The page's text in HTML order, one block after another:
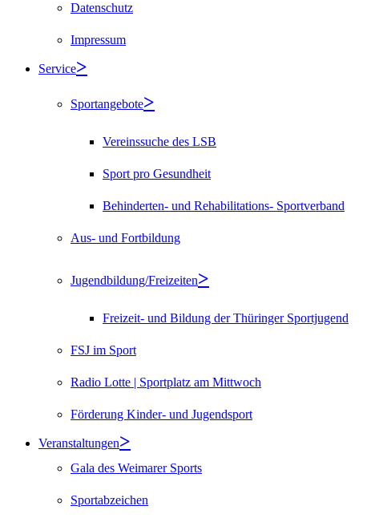
Datenschutz
Impressum
Service
Sportangebote
Vereinssuche des LSB
Sport pro Gesundheit
Behinderten- und Rehabilitations- Sportverband
Aus- und Fortbildung
Jugendbildung/Freizeiten
Freizeit- und Bildung der Thüringer Sportjugend
FSJ im Sport
Radio Lotte | Sportplatz am Mittwoch
Förderung Kinder- und Jugendsport
Veranstaltungen
Gala des Weimarer Sports
Sportabzeichen